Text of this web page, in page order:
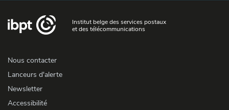
Institut belge des services postaux
et des télécommunications
Nous contacter
Lanceurs d'alerte
Newsletter
Accessibilité